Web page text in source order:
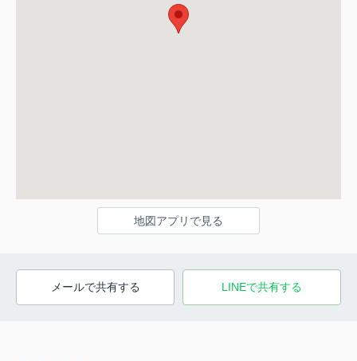
地図アプリで見る
メールで共有する LINEで共有する